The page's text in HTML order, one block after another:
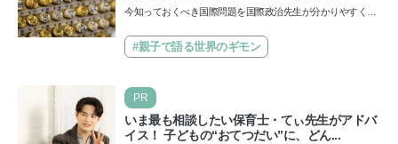
今知っておくべき国際問題を国際政治先生が分かりやすく解
類…
#親子で語る世界のギモン
PR
いま最も相談したい保育士・てぃ先生がアドバ
イス！ 子どもの“おてつだい”に、どん...